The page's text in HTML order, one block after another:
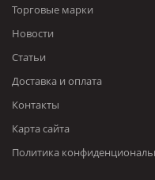
Торговые марки
Новости
Статьи
Доставка и оплата
Контакты
Карта сайта
Политика